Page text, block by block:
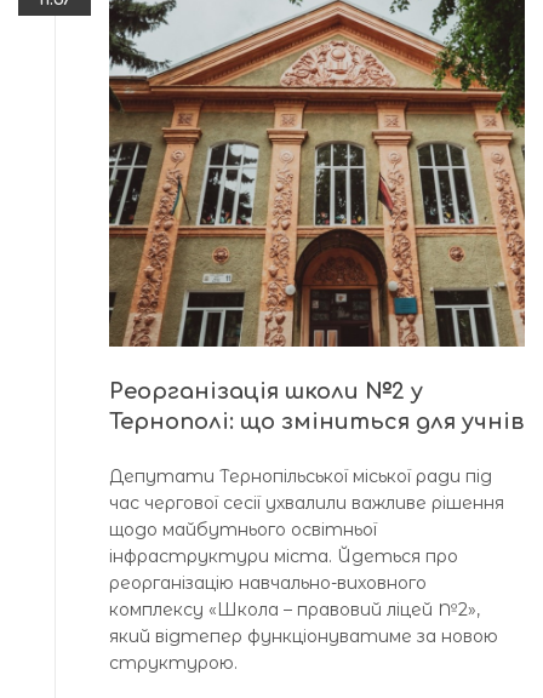
Реорганізація школи №2 у
Тернополі: що зміниться для учнів
Депутати Тернопільської міської ради під
час чергової сесії ухвалили важливе рішення
щодо майбутнього освітньої
інфраструктури міста. Йдеться про
реорганізацію навчально-виховного
комплексу «Школа – правовий ліцей №2»,
який відтепер функціонуватиме за новою
структурою.